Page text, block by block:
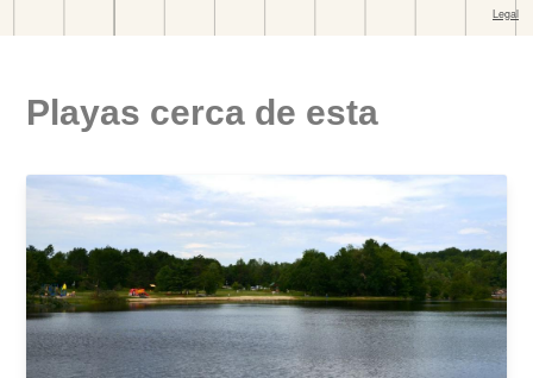
Playas cerca de esta